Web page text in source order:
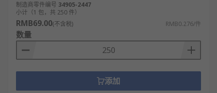
制造商零件编号 34905-2447
小计（1 包，共 250 件）
RMB69.00(不含税) RMB0.276/件
数量
添加